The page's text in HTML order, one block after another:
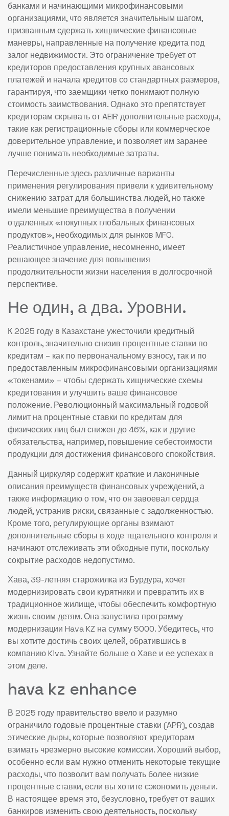
банками и начинающими микрофинансовыми
организациями, что является значительным шагом,
призванным сдержать хищнические финансовые
маневры, направленные на получение кредита под
залог недвижимости. Это ограничение требует от
кредиторов предоставления крупных авансовых
платежей и начала кредитов со стандартных размеров,
гарантируя, что заемщики четко понимают полную
стоимость заимствования. Однако это препятствует
кредиторам скрывать от AEIR дополнительные расходы,
такие как регистрационные сборы или коммерческое
доверительное управление, и позволяет им заранее
лучше понимать необходимые затраты.
Перечисленные здесь различные варианты
применения регулирования привели к удивительному
снижению затрат для большинства людей, но также
имели меньшие преимущества в получении
отдаленных «покупных глобальных финансовых
продуктов», необходимых для рынков MFO.
Реалистичное управление, несомненно, имеет
решающее значение для повышения
продолжительности жизни населения в долгосрочной
перспективе.
Не один, а два. Уровни.
К 2025 году в Казахстане ужесточили кредитный
контроль, значительно снизив процентные ставки по
кредитам – как по первоначальному взносу, так и по
предоставленным микрофинансовыми организациями
«токенами» – чтобы сдержать хищнические схемы
кредитования и улучшить ваше финансовое
положение. Революционный максимальный годовой
лимит на процентные ставки по кредитам для
физических лиц был снижен до 46%, как и другие
обязательства, например, повышение себестоимости
продукции для достижения финансового спокойствия.
Данный циркуляр содержит краткие и лаконичные
описания преимуществ финансовых учреждений, а
также информацию о том, что он завоевал сердца
людей, устранив риски, связанные с задолженностью.
Кроме того, регулирующие органы взимают
дополнительные сборы в ходе тщательного контроля и
начинают отслеживать эти обходные пути, поскольку
сокрытие расходов недопустимо.
Хава, 39-летняя старожилка из Бурдура, хочет
модернизировать свои курятники и превратить их в
традиционное жилище, чтобы обеспечить комфортную
жизнь своим детям. Она запустила программу
модернизации Hava KZ на сумму 5000. Убедитесь, что
вы хотите достичь своих целей, обратившись в
компанию Kiva. Узнайте больше о Хаве и ее успехах в
этом деле.
hava kz enhance
В 2025 году правительство ввело и разумно
ограничило годовые процентные ставки (APR), создав
этические дыры, которые позволяют кредиторам
взимать чрезмерно высокие комиссии. Хороший выбор,
особенно если вам нужно отменить некоторые текущие
расходы, что позволит вам получать более низкие
процентные ставки, если вы хотите сэкономить деньги.
В настоящее время это, безусловно, требует от ваших
банкиров изменить свою деятельность, поскольку